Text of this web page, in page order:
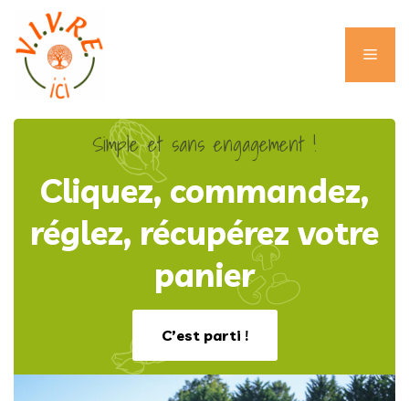
contenu
Simple et sans engagement !
Cliquez, commandez,
réglez, récupérez votre
panier
C’est parti !